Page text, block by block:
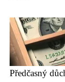
Předčasný